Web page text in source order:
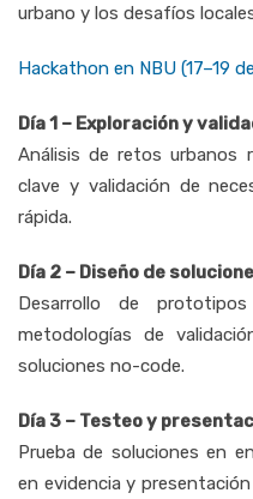
urbano y los desafíos
Hackathon en NBU (17–19
Día 1 – Exploración y
Análisis de retos urbanos
clave y validación de
rápida.
Día 2 – Diseño de
Desarrollo de
metodologías de
soluciones no-code.
Día 3 – Testeo y
Prueba de soluciones en
en evidencia y